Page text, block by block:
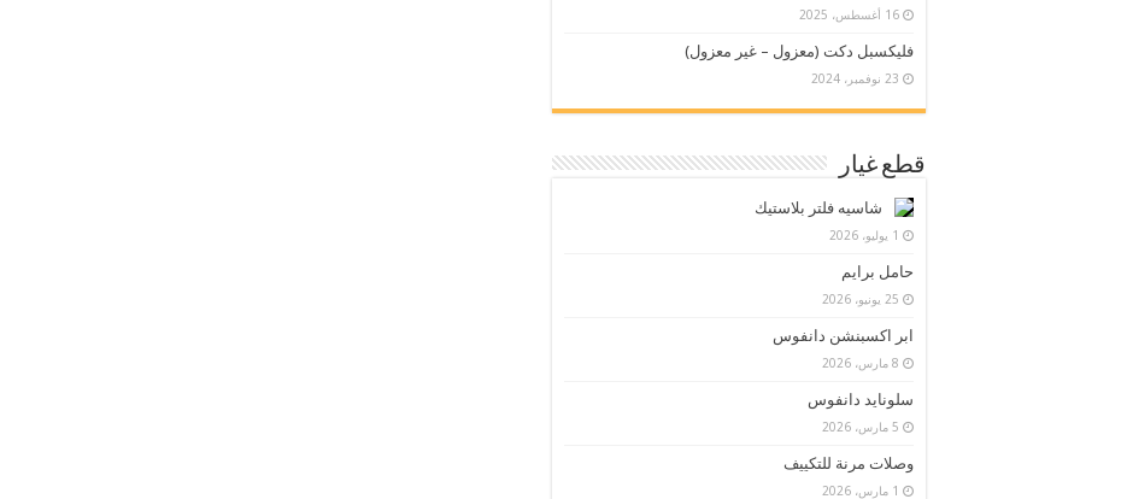
16 أغسطس، 2025
فليكسبل دكت (معزول – غير معزول)
23 نوفمبر، 2024
قطع غيار
شاسيه فلتر بلاستيك
1 يوليو، 2026
حامل برايم
25 يونيو، 2026
ابر اكسبنشن دانفوس
8 مارس، 2026
سلونايد دانفوس
5 مارس، 2026
وصلات مرنة للتكييف
1 مارس، 2026